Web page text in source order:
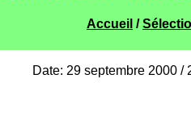
Accueil /
Date: 29 septembre 2000 /